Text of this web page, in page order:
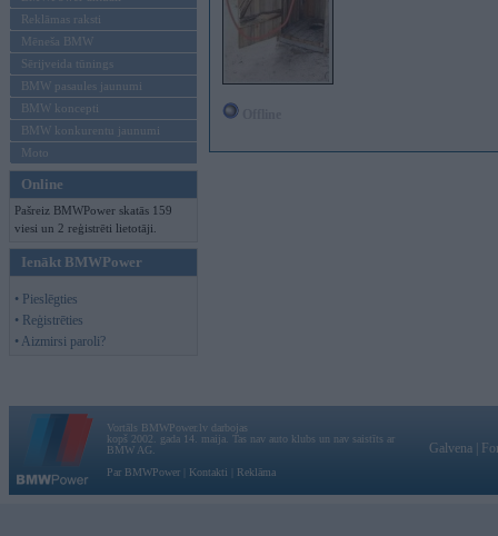
Reklāmas raksti
Mēneša BMW
Sērijveida tūnings
BMW pasaules jaunumi
BMW koncepti
BMW konkurentu jaunumi
Moto
Online
Pašreiz BMWPower skatās 159
viesi un 2 reģistrēti lietotāji.
Ienākt BMWPower
• Pieslēgties
• Reģistrēties
• Aizmirsi paroli?
Vortāls BMWPower.lv darbojas
kopš 2002. gada 14. maija. Tas nav auto klubs un nav saistīts ar
BMW AG.
Par BMWPower
Kontakti Reklāma
Galvena